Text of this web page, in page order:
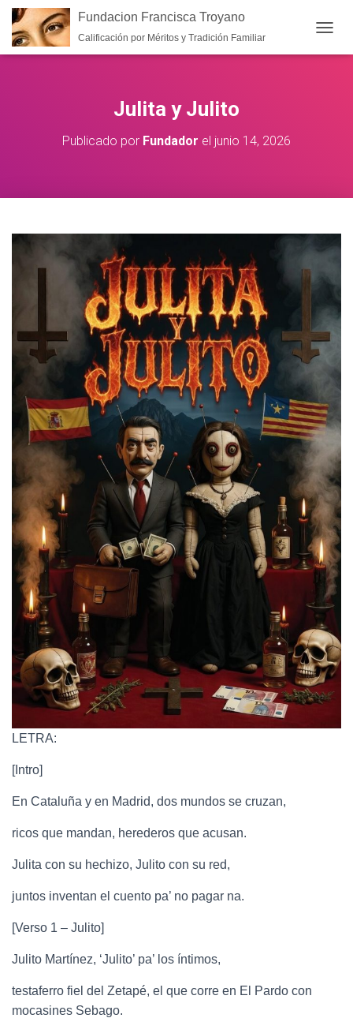
Fundacion Francisca Troyano
Calificación por Méritos y Tradición Familiar
Julita y Julito
Publicado por Fundador el junio 14, 2026
LETRA:
[Intro]
En Cataluña y en Madrid, dos mundos se cruzan,
ricos que mandan, herederos que acusan.
Julita con su hechizo, Julito con su red,
juntos inventan el cuento pa’ no pagar na.
[Verso 1 – Julito]
Julito Martínez, ‘Julito’ pa’ los íntimos,
testaferro fiel del Zetapé, el que corre en El Pardo con
mocasines Sebago.